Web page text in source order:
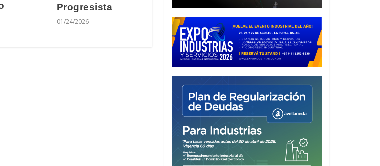
Progresista
01/24/2026